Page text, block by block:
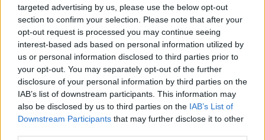
targeted advertising by us, please use the below opt-out
section to confirm your selection. Please note that after your
opt-out request is processed you may continue seeing
interest-based ads based on personal information utilized by
us or personal information disclosed to third parties prior to
your opt-out. You may separately opt-out of the further
disclosure of your personal information by third parties on the
IAB’s list of downstream participants. This information may
also be disclosed by us to third parties on the IAB’s List of
Downstream Participants that may further disclose it to other
God fornøjelse med eventet
19 December 2025
lotus
Junior ekspert
Minispil på brætspil åbner ikke, når der landes på dem.